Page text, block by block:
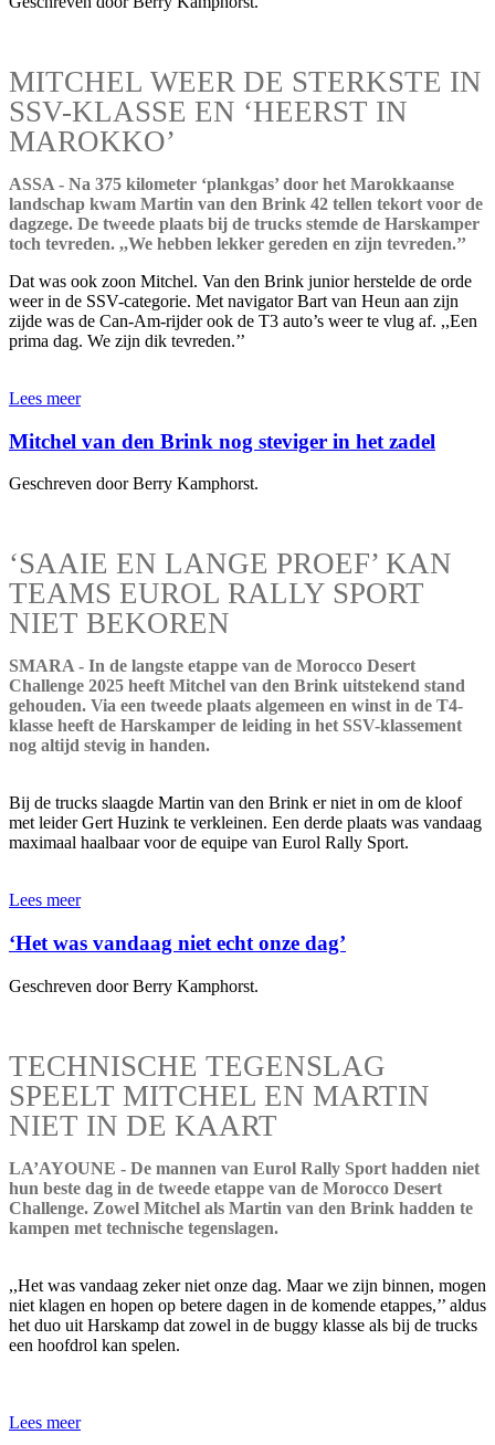
MITCHEL WEER DE STERKSTE IN
SSV-KLASSE EN ‘HEERST IN
MAROKKO’
ASSA - Na 375 kilometer ‘plankgas’ door het Marokkaanse
landschap kwam Martin van den Brink 42 tellen tekort voor de
dagzege. De tweede plaats bij de trucks stemde de Harskamper
toch tevreden. ,,We hebben lekker gereden en zijn tevreden.’’
Dat was ook zoon Mitchel. Van den Brink junior herstelde de orde
weer in de SSV-categorie. Met navigator Bart van Heun aan zijn
zijde was de Can-Am-rijder ook de T3 auto’s weer te vlug af. ,,Een
prima dag. We zijn dik tevreden.’’
Lees meer
Mitchel van den Brink nog steviger in het zadel
Geschreven door Berry Kamphorst.
‘SAAIE EN LANGE PROEF’ KAN
TEAMS EUROL RALLY SPORT
NIET BEKOREN
SMARA - In de langste etappe van de Morocco Desert
Challenge 2025 heeft Mitchel van den Brink uitstekend stand
gehouden. Via een tweede plaats algemeen en winst in de T4-
klasse heeft de Harskamper de leiding in het SSV-klassement
nog altijd stevig in handen.
Bij de trucks slaagde Martin van den Brink er niet in om de kloof
met leider Gert Huzink te verkleinen. Een derde plaats was vandaag
maximaal haalbaar voor de equipe van Eurol Rally Sport.
Lees meer
‘Het was vandaag niet echt onze dag’
Geschreven door Berry Kamphorst.
TECHNISCHE TEGENSLAG
SPEELT MITCHEL EN MARTIN
NIET IN DE KAART
LA’AYOUNE - De mannen van Eurol Rally Sport hadden niet
hun beste dag in de tweede etappe van de Morocco Desert
Challenge. Zowel Mitchel als Martin van den Brink hadden te
kampen met technische tegenslagen.
,,Het was vandaag zeker niet onze dag. Maar we zijn binnen, mogen
niet klagen en hopen op betere dagen in de komende etappes,’’ aldus
het duo uit Harskamp dat zowel in de buggy klasse als bij de trucks
een hoofdrol kan spelen.
Lees meer